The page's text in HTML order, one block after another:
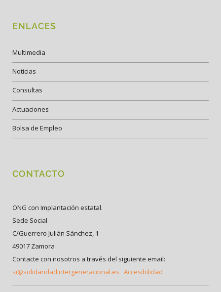
ENLACES
Multimedia
Noticias
Consultas
Actuaciones
Bolsa de Empleo
CONTACTO
ONG con Implantación estatal.
Sede Social
C/Guerrero Julián Sánchez, 1
49017 Zamora
Contacte con nosotros a través del siguiente email:
si@solidaridadintergeneracional.es Accesibilidad